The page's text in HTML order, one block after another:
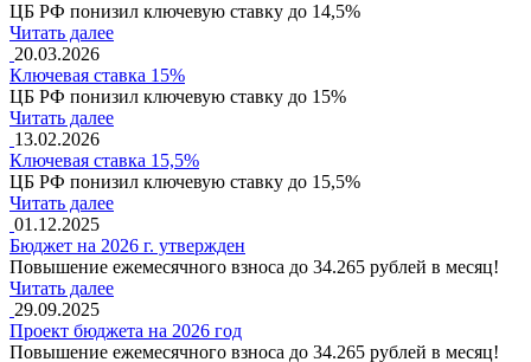
ЦБ РФ понизил ключевую ставку до 14,5%
Читать далее
20.03.2026
Ключевая ставка 15%
ЦБ РФ понизил ключевую ставку до 15%
Читать далее
13.02.2026
Ключевая ставка 15,5%
ЦБ РФ понизил ключевую ставку до 15,5%
Читать далее
01.12.2025
Бюджет на 2026 г. утвержден
Повышение ежемесячного взноса до 34.265 рублей в месяц!
Читать далее
29.09.2025
Проект бюджета на 2026 год
Повышение ежемесячного взноса до 34.265 рублей в месяц!